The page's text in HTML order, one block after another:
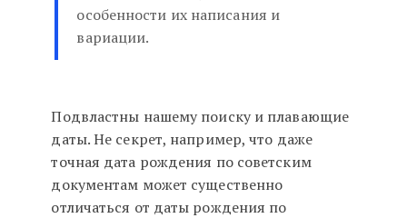
особенности их написания и
вариации.
Подвластны нашему поиску и плавающие
даты. Не секрет, например, что даже
точная дата рождения по советским
документам может существенно
отличаться от даты рождения по